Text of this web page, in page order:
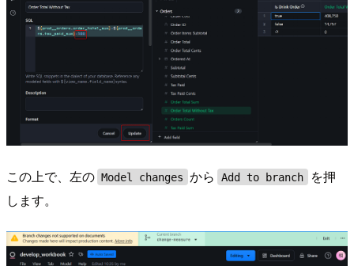
この上で、左の Model changes から Add to branch
を押
します。